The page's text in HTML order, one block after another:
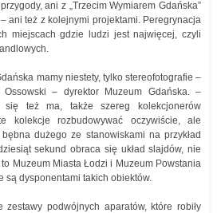
ani z „Trzecim Wymiarem Gdańska”
ani też z kolejnymi projektami. Peregrynacja
miejscach gdzie ludzi jest najwięcej, czyli
mamy niestety, tylko stereofotografie –
Ossowski – dyrektor Muzeum Gdańska. –
się też ma, także szereg kolekcjonerów
kolekcje rozbudowywać oczywiście, ale
dużego ze stanowiskami na przykład
sekund obraca się układ slajdów, nie
Muzeum Miasta Łodzi i Muzeum Powstania
są dysponentami takich obiektów.
zestawy podwójnych aparatów, które robiły